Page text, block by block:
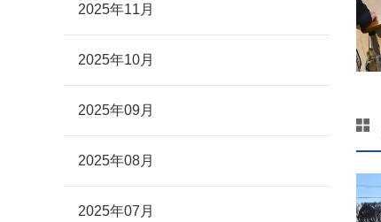
2025年11月
2025年10月
2025年09月
2025年08月
2025年07月